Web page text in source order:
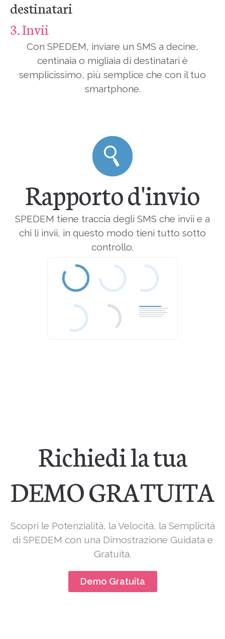
destinatari
3. Invii
Con SPEDEM, inviare un SMS a decine,
centinaia o migliaia di destinatari è
semplicissimo, più semplice che con il tuo
smartphone.
Rapporto d'invio
SPEDEM tiene traccia degli SMS che invii e a
chi li invii, in questo modo tieni tutto sotto
controllo.
Richiedi la tua
DEMO GRATUITA
Scopri le Potenzialità, la Velocità, la Semplicità
di SPEDEM con una Dimostrazione Guidata e
Gratuita.
Demo Gratuita